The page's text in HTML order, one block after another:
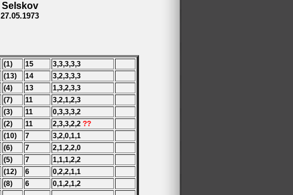
Selskov
27.05.1973
(1) 15
3,3,3,3,3
(13) 14
3,2,3,3,3
(4) 13
1,3,2,3,3
(7) 11
3,2,1,2,3
(3) 11
0,3,3,3,2
(2) 11 2,3,3,2,2 ??
(10) 7
3,2,0,1,1
(6) 7
2,1,2,2,0
(5) 7
1,1,1,2,2
(12) 6
0,2,2,1,1
(8) 6
0,1,2,1,2